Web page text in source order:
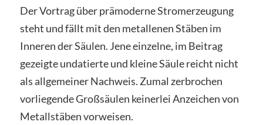
Der Vortrag über prämoderne Stromerzeugung
steht und fällt mit den metallenen Stäben im
Inneren der Säulen. Jene einzelne, im Beitrag
gezeigte undatierte und kleine Säule reicht nicht
als allgemeiner Nachweis. Zumal zerbrochen
vorliegende Großsäulen keinerlei Anzeichen von
Metallstäben vorweisen.